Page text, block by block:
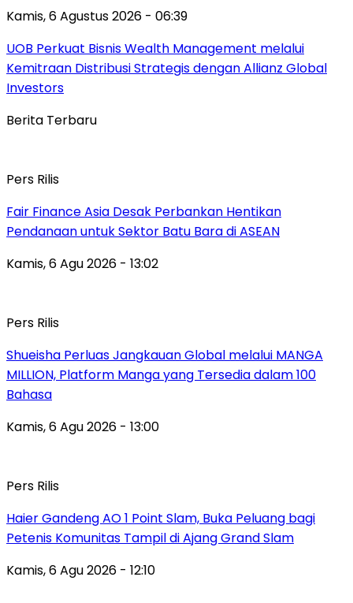
Kamis, 6 Agustus 2026 - 06:39
UOB Perkuat Bisnis Wealth Management melalui
Kemitraan Distribusi Strategis dengan Allianz Global
Investors
Berita Terbaru
Pers Rilis
Fair Finance Asia Desak Perbankan Hentikan
Pendanaan untuk Sektor Batu Bara di ASEAN
Kamis, 6 Agu 2026 - 13:02
Pers Rilis
Shueisha Perluas Jangkauan Global melalui MANGA
MILLION, Platform Manga yang Tersedia dalam 100
Bahasa
Kamis, 6 Agu 2026 - 13:00
Pers Rilis
Haier Gandeng AO 1 Point Slam, Buka Peluang bagi
Petenis Komunitas Tampil di Ajang Grand Slam
Kamis, 6 Agu 2026 - 12:10